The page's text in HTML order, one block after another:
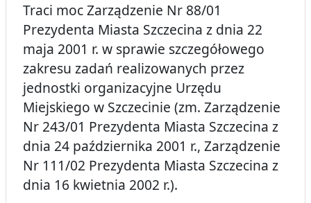
Traci moc Zarządzenie Nr 88/01
Prezydenta Miasta Szczecina z dnia 22
maja 2001 r. w sprawie szczegółowego
zakresu zadań realizowanych przez
jednostki organizacyjne Urzędu
Miejskiego w Szczecinie (zm. Zarządzenie
Nr 243/01 Prezydenta Miasta Szczecina z
dnia 24 października 2001 r., Zarządzenie
Nr 111/02 Prezydenta Miasta Szczecina z
dnia 16 kwietnia 2002 r.).